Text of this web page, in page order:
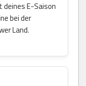
E-Saison
bei der
Land.